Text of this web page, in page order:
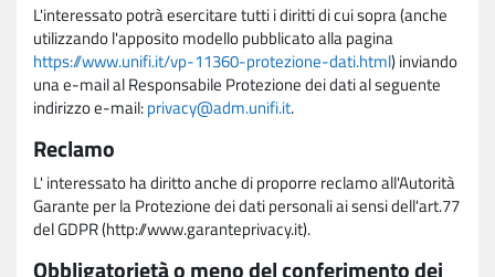
L'interessato potrà esercitare tutti i diritti di cui sopra (anche
utilizzando l'apposito modello pubblicato alla pagina
https://www.unifi.it/vp-11360-protezione-dati.html) inviando
una e-mail al Responsabile Protezione dei dati al seguente
indirizzo e-mail:privacy@adm.unifi.it.
Reclamo
L' interessato ha diritto anche di proporre reclamo all'Autorità
Garante per la Protezione dei dati personali ai sensi dell'art.77
del GDPR (http://www.garanteprivacy.it).
Obbligatorietà o meno del conferimento dei